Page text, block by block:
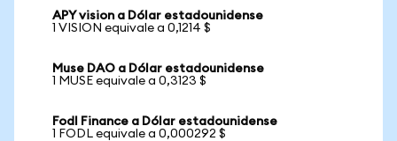
APY vision a Dólar estadounidense
1 VISION equivale a 0,1214 $
Muse DAO a Dólar estadounidense
1 MUSE equivale a 0,3123 $
Fodl Finance a Dólar estadounidense
1 FODL equivale a 0,000292 $